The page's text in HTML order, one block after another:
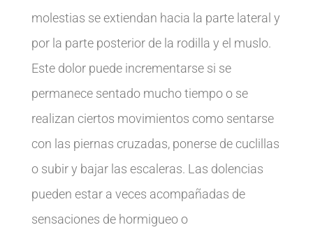
molestias se extiendan hacia la parte lateral y
por la parte posterior de la rodilla y el muslo.
Este dolor puede incrementarse si se
permanece sentado mucho tiempo o se
realizan ciertos movimientos como sentarse
con las piernas cruzadas, ponerse de cuclillas
o subir y bajar las escaleras. Las dolencias
pueden estar a veces acompañadas de
sensaciones de hormigueo o